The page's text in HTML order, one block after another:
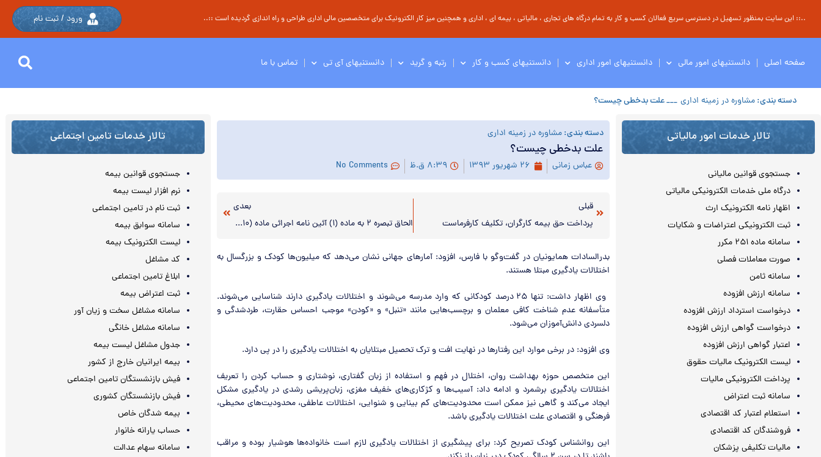
..:: این سایت بمنظور تسهیل در دسترسی سریع فعالان کسب و کار به تمام درگاه های تجاری ، مالیاتی ، بیمه ای ، اداری و همچنین میز کار الکترونیک برای متخصصین مالی اداری طراحی و راه اندازی گردیده است ::.. ورود / ثبت نام
صفحه اصلی دانستنیهای امور مالی دانستنیهای امور اداری دانستنیهای کسب و کار رتبه و گرید دانستنیهای آی تی تماس با ما
دسته بندی:مشاوره در زمینه اداری ___ علت بدخطی چیست؟
تالار خدمات امور مالیاتی
جستجوی قوانین مالیانی
درگاه ملی خدمات الکترونیکی مالیاتی
اظهار نامه الکترونیک ارث
ثبت الکترونیکی اعتراضات و شکایات
سامانه ماده ۲۵۱ مکرر
صورت معاملات فصلی
سامانه ثامن
سامانه ارزش افزوده
درخواست استرداد ارزش افزوده
درخواست گواهی ارزش افزوده
اعتبار گواهی ارزش افزوده
لیست الکترونیک مالیات حقوق
پرداخت الکترونیکی مالیات
سامانه ثبت اعتراض
استعلام اعتبار کد اقتصادی
فروشندگان کد اقتصادی
مالیات تکلیفی پزشکان
دسته بندی:مشاوره در زمینه اداری
علت بدخطی چیست؟
عباس زمانی ۲۶ شهریور ۱۳۹۳ ۸:۳۹ ق.ظ No Comments
قبلی
پرداخت حق بیمه کارگران، تکلیف کارفرماست
بعدی
الحاق تبصره ۲ به ماده (۱) آئین نامه اجرائی ماده (۱۰) قانون تنظیم بخشی از مقررات تسهیل نوسازی صنایع کشور
بدرالسادات همایونیان در گفت‌وگو با فارس، افزود: آمارهای جهانی نشان می‌دهد که میلیون‌ها کودک و بزرگسال به
اختلالات یادگیری مبتلا هستند.
وی اظهار داشت: تنها ۲۵ درصد کودکانی که وارد مدرسه می‌شوند و اختلالات یادگیری دارند شناسایی می‌شوند.
متأسفانه عدم شناخت کافی معلمان و برچسب‌هایی مانند «تنبل» و «کودن» موجب احساس حقارت، طرد‌شدگی و
دلسردی دانش‌آموزان می‌شود.
وی افزود: در برخی موارد این رفتارها در نهایت افت و ترک تحصیل مبتلایان به اختلالات یادگیری را در پی دارد.
این متخصص حوزه بهداشت روان، اختلال در فهم و استفاده از زبان گفتاری، نوشتاری و حساب کردن را تعریف
اختلالات یادگیری برشمرد و ادامه داد: آسیب‌ها و کژکاری‌های خفیف مغزی، زبان‌پریشی رشدی در یادگیری مشکل
ایجاد می‌کند و گاهی نیز ممکن است محدودیت‌های کم بینایی و شنوایی، اختلالات عاطفی، محدودیت‌های محیطی،
فرهنگی و اقتصادی علت اختلالات یادگیری باشد.
این روانشناس کودک تصریح کرد: برای پیشگیری از اختلالات یادگیری لازم است خانواده‌ها هوشیار بوده و مراقب
تالار خدمات تامین اجتماعی
جستجوی قوانین بیمه
نرم افزار لیست بیمه
ثبت نام در تامین اجتماعی
سامانه سوابق بیمه
لیست الکترونیک بیمه
کد مشاغل
ابلاغ تامین اجتماعی
ثبت اعتراض بیمه
سامانه مشاغل سخت و زیان آور
سامانه مشاغل خانگی
جدول مشاغل لیست بیمه
بیمه ایرانیان خارج از کشور
فیش بازنشستگان تامین اجتماعی
فیش بازنشستگان کشوری
بیمه شدگان خاص
حساب یارانه خانوار
سامانه سهام عدالت